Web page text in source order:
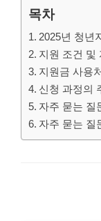
목차
2025년 청년
지원 조건 및
지원금 사용
신청 과정의
자주 묻는 질
자주 묻는 질